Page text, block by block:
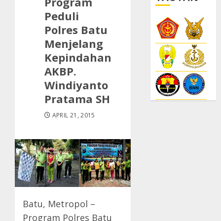
Peduli
Polres Batu
Menjelang
Kepindahan
AKBP.
Windiyanto
Pratama SH
APRIL 21, 2015
Batu, Metropol –
Program Polres Batu